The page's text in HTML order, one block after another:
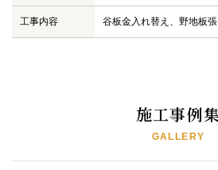
工事内容 谷板金入れ替え、野地板
施工事例
GALLERY